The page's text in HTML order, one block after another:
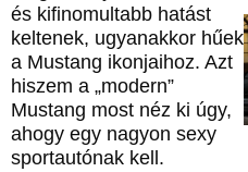
és kifinomultabb hatást
keltenek, ugyanakkor hűek
a Mustang ikonjaihoz. Azt
hiszem a „modern”
Mustang most néz ki úgy,
ahogy egy nagyon sexy
sportautónak kell.